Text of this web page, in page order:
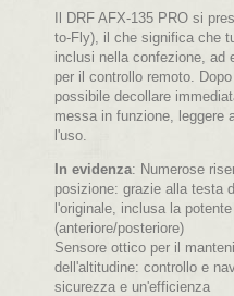
Il DRF AFX-135 PRO si
to-Fly), il che significa che
inclusi nella confezione, ad
per il controllo remoto.
possibile decollare
messa in funzione, leggere
l'uso.
In evidenza: Numerose
posizione: grazie alla testa
l'originale, inclusa la
(anteriore/posteriore)
Sensore ottico per il
dell'altitudine: controllo e
sicurezza e un'efficienza